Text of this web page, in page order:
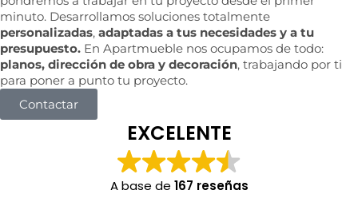
minuto. Desarrollamos soluciones totalmente
personalizadas, adaptadas a tus necesidades y a tu
presupuesto. En Apartmueble nos ocupamos de todo:
planos, dirección de obra y decoración, trabajando por ti
para poner a punto tu proyecto.
Contactar
EXCELENTE
A base de 167 reseñas